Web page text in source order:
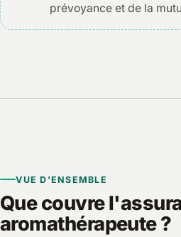
prévoyance et de la
VUE D'ENSEMBLE
Que couvre
aromathérapeute ?